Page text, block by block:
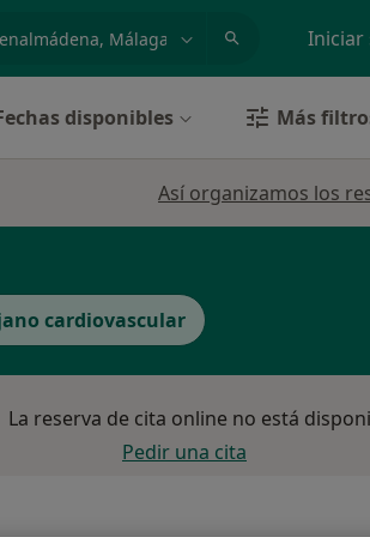
ej. Madrid Iniciar
disponibles Más
Así organizamos los
cardiovascular
La reserva de cita online no está
Pedir una cita